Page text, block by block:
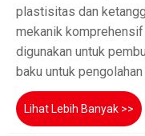
plastisitas dan
mekanik
digunakan untuk
baku untuk pengolahan
Lihat Lebih Banyak >>